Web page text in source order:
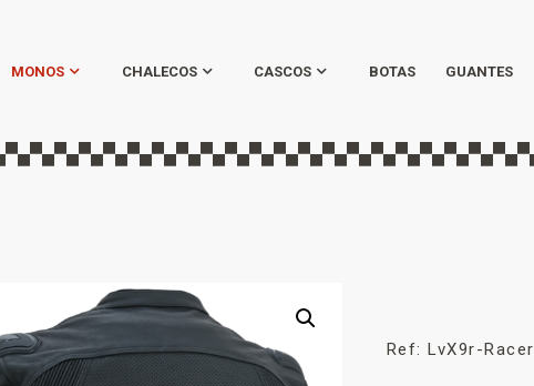
MONOS CHALECOS CASCOS BOTAS GUANTES
Ref: LvX9r-Racer